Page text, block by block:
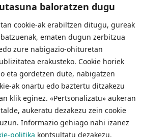
baloratzen dugu
cookie-ak erabiltzen ditugu, gureak
ematen dugun zerbitzua
zure nabigazio-ohituretan
erakusteko. Cookie horiek
eta gordetzen dute, nabigatzen
ak onartu edo baztertu ditzakezu
klik eginez. «Pertsonalizatu» aukeran
aukeratu dezakezu zein cookie
Informazio gehiago nahi izanez
politika kontsultatu dezakezu.
UDALA
(Gipuzkoa)
03 46